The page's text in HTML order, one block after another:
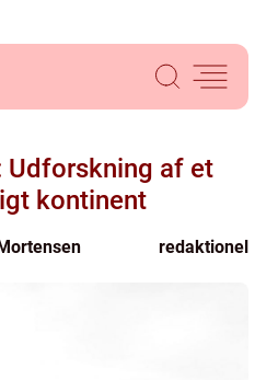
Udforskning af et
kontinent
redaktionel